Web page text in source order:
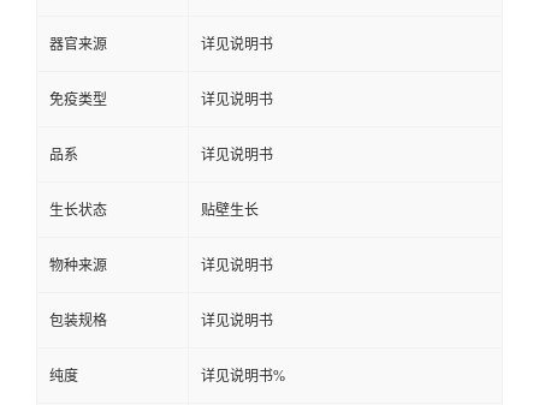
器官来源 详见说明书
免疫类型 详见说明书
品系 详见说明书
生长状态 贴壁生长
物种来源 详见说明书
包装规格 详见说明书
纯度 详见说明书%